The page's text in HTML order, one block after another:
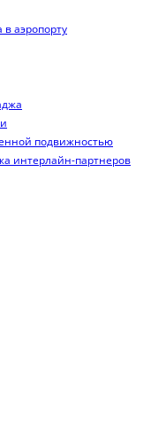
аэропорту
подвижностью
интерлайн-партнеров